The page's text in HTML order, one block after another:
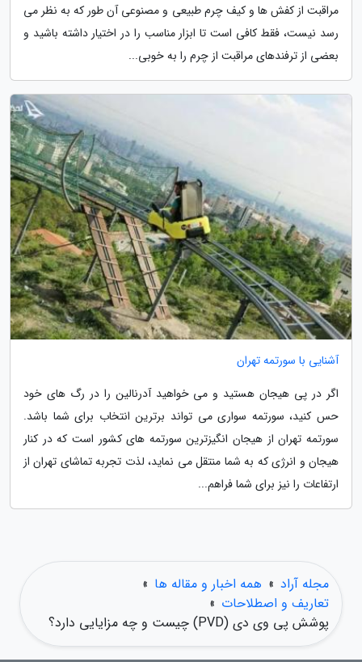
مراقبت از کفش ها و کیف چرم طبیعی و مصنوعی آن طور که به نظر می
رسد نیست، فقط کافی است تا ابزار مناسب را در اختیار داشته باشید و
بعضی از ترفندهای مراقبت از چرم را به خوبی...
آشنایی با سورتمه تهران
اگر در پی هیجان هستید و می خواهید آدرنالین را در رگ های خود
حس کنید، سورتمه سواری می تواند برترین انتخاب برای شما باشد.
سورتمه تهران از هیجان انگیزترین سورتمه های کشور است که در کنار
هیجان و انرژی که به شما منتقل می نماید، لذت تجربه تماشای تهران از
ارتفاعات را نیز برای شما فراهم...
مجله آراد » همه اخبار و مقاله ها »
تعاریف و اصطلاحات »
پوشش پی وی دی (PVD) چیست و چه مزایایی دارد؟